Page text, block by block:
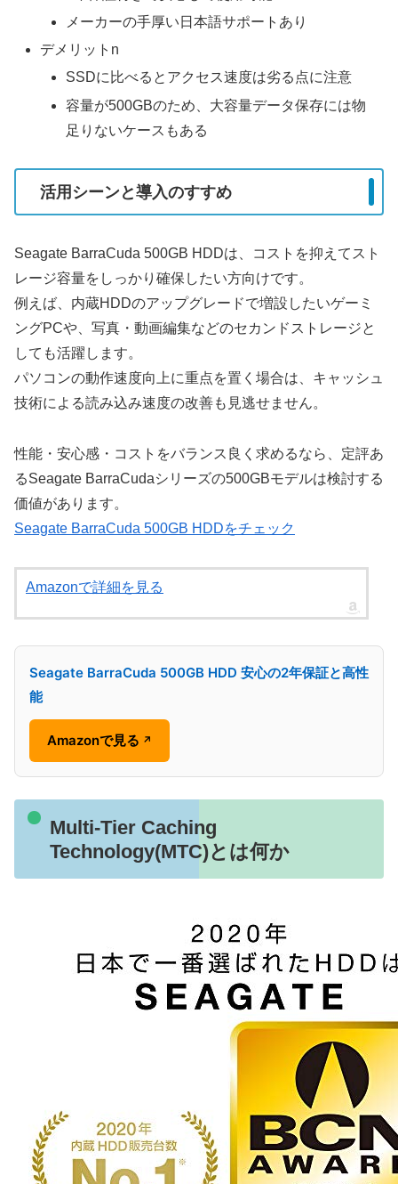
メーカーの手厚い日本語サポートあり
デメリットn
SSDに比べるとアクセス速度は劣る点に注意
容量が500GBのため、大容量データ保存には物
足りないケースもある
活用シーンと導入のすすめ
Seagate BarraCuda 500GB HDDは、コストを抑えてスト
レージ容量をしっかり確保したい方向けです。
例えば、内蔵HDDのアップグレードで増設したいゲーミ
ングPCや、写真・動画編集などのセカンドストレージと
しても活躍します。
パソコンの動作速度向上に重点を置く場合は、キャッシュ
技術による読み込み速度の改善も見逃せません。
性能・安心感・コストをバランス良く求めるなら、定評あ
るSeagate BarraCudaシリーズの500GBモデルは検討する
価値があります。
Seagate BarraCuda 500GB HDDをチェック
Amazonで詳細を見る
Seagate BarraCuda 500GB HDD 安心の2年保証と高性
能
Amazonで見る ↗
Multi-Tier Caching
Technology(MTC)とは何か